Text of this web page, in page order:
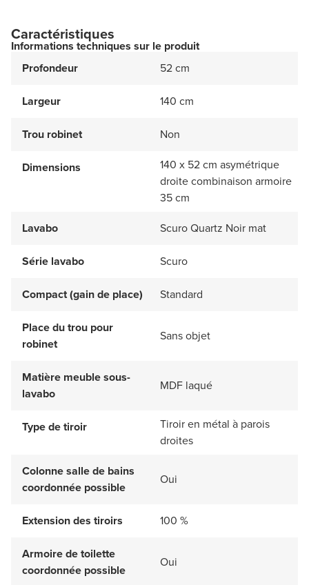
Caractéristiques
Informations techniques sur le produit
Profondeur
52 cm
Largeur 140 cm
Trou robinet Non
Dimensions
140 x 52 cm asymétrique
droite combinaison armoire
35 cm
Lavabo
Scuro Quartz Noir mat
Série lavabo Scuro
Compact (gain de place) Standard
Place du trou pour
robinet
Sans objet
Matière meuble sous-
lavabo
MDF laqué
Type de tiroir
Tiroir en métal à parois
droites
Colonne salle de bains
coordonnée possible
Oui
Extension des tiroirs 100 %
Armoire de toilette
coordonnée possible
Oui